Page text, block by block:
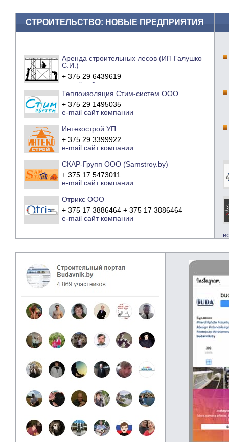
СТРОИТЕЛЬСТВО: НОВЫЕ ПРЕДПРИЯТИЯ
Аренда строительных лесов (ИП Галушко
С.И.)
+ 375 29 6439619
e-mail
сайт компании
Теплоизоляция Стим-систем ООО
+ 375 29 1495035
e-mail сайт компании
Интекострой УП
+ 375 29 3399922
e-mail сайт компании
СКАР-Групп ООО (Samstroy.by)
+ 375 17 5473011
e-mail сайт компании
Отрикс ООО
+ 375 17 3886464 + 375 17 3886464
e-mail сайт компании